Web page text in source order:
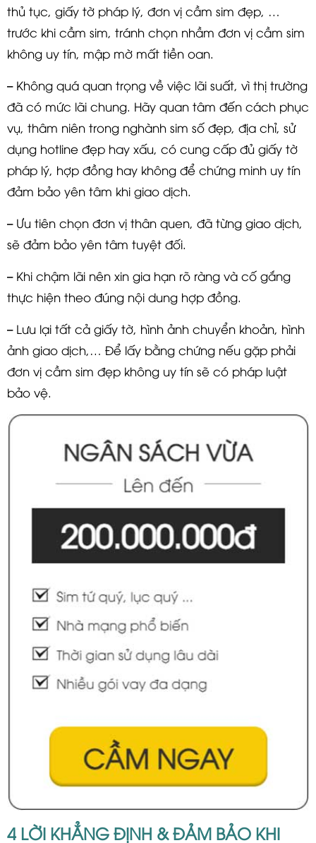
thủ tục, giấy tờ pháp lý, đơn vị cầm sim đẹp, …
trước khi cầm sim, tránh chọn nhầm đơn vị cầm sim
không uy tín, mập mờ mất tiền oan.
– Không quá quan trọng về việc lãi suất, vì thị trường
đã có mức lãi chung. Hãy quan tâm đến cách phục
vụ, thâm niên trong nghành sim số đẹp, địa chỉ, sử
dụng hotline đẹp hay xấu, có cung cấp đủ giấy tờ
pháp lý, hợp đồng hay không để chứng minh uy tín
đảm bảo yên tâm khi giao dịch.
– Ưu tiên chọn đơn vị thân quen, đã từng giao dịch,
sẽ đảm bảo yên tâm tuyệt đối.
– Khi chậm lãi nên xin gia hạn rõ ràng và cố gắng
thực hiện theo đúng nội dung hợp đồng.
– Lưu lại tất cả giấy tờ, hình ảnh chuyển khoản, hình
ảnh giao dịch,… Để lấy bằng chứng nếu gặp phải
đơn vị cầm sim đẹp không uy tín sẽ có pháp luật
bảo vệ.
4 LỜI KHẲNG ĐỊNH & ĐẢM BẢO KHI